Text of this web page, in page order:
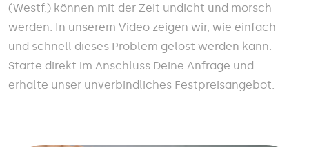
(Westf.) können mit der Zeit undicht und morsch
werden. In unserem Video zeigen wir, wie einfach
und schnell dieses Problem gelöst werden kann.
Starte direkt im Anschluss Deine Anfrage und
erhalte unser unverbindliches Festpreisangebot.